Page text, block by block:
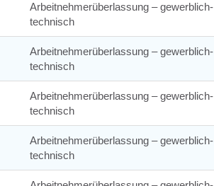
Arbeitnehmerüberlassung – gewerblich-
technisch
Arbeitnehmerüberlassung – gewerblich-
technisch
Arbeitnehmerüberlassung – gewerblich-
technisch
Arbeitnehmerüberlassung – gewerblich-
technisch